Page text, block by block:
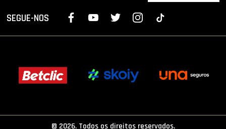
SEGUE-NOS
© 2026. Todos os direitos reservados.